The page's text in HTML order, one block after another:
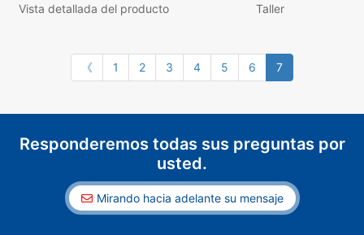
Vista detallada del producto Taller
《 1 2 3 4 5 6 7
Responderemos todas sus preguntas por
usted.
Mirando hacia adelante su mensaje